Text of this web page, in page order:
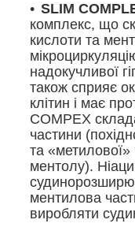
SLIM
комплекс, що
кислоти та
надокучливої
також сприяє
клітин і має
COMPEX
частини
та «метилової»
ментолу).
ментилова
виробляти